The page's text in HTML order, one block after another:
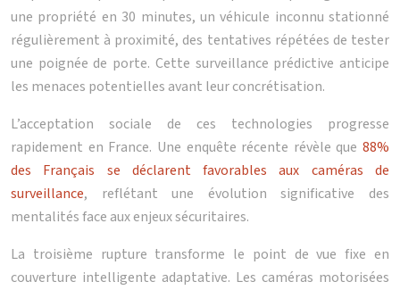
une propriété en 30 minutes, un véhicule inconnu stationné
régulièrement à proximité, des tentatives répétées de tester
une poignée de porte. Cette surveillance prédictive anticipe
les menaces potentielles avant leur concrétisation.
L’acceptation sociale de ces technologies progresse
rapidement en France. Une enquête récente révèle que 88%
des Français se déclarent favorables aux caméras de
surveillance, reflétant une évolution significative des
mentalités face aux enjeux sécuritaires.
La troisième rupture transforme le point de vue fixe en
couverture intelligente adaptative. Les caméras motorisées